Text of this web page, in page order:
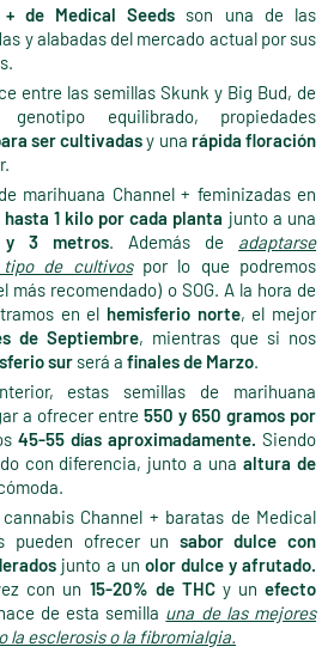
de Medical Seeds son una de las
y alabadas del mercado actual por sus
entre las semillas Skunk y Big Bud, de
equilibrado, propiedades
ser cultivadasy una rápida floración
marihuana Channel + feminizadas en
hasta 1 kilo por cada planta junto a una
y 3 metros. Además de adaptarse
de cultivospor lo que podremos
más recomendado) o SOG. A la hora de
en el hemisferio norte, el mejor
de Septiembre, mientras que si nos
sur será a finales de Marzo.
estas semillas de marihuana
a ofrecer entre 550 y 650 gramos por
45-55 días aproximadamente. Siendo
con diferencia, junto a unaaltura de
Channel + baratas de Medical
pueden ofrecer un sabor dulce con
junto a un olor dulce y afrutado.
con un 15-20% de THC y unefecto
de esta semilla una de las mejores
la esclerosis o la fibromialgia.